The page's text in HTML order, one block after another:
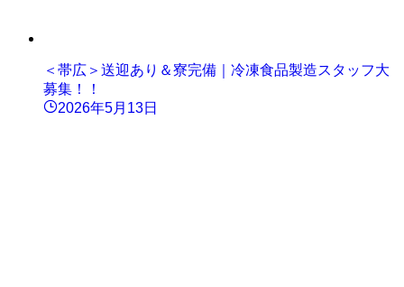
＜帯広＞送迎あり＆寮完備｜冷凍食品製造スタッフ大
募集！！
2026年5月13日